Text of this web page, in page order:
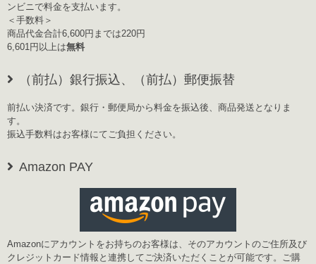
ンビニで料金を支払います。
＜手数料＞
商品代金合計6,600円までは220円
6,601円以上は無料
（前払）銀行振込、（前払）郵便振替
前払い決済です。銀行・郵便局から料金を振込後、商品発送となりま
す。
振込手数料はお客様にてご負担ください。
Amazon PAY
Amazonにアカウントをお持ちのお客様は、そのアカウントのご住所及び
クレジットカード情報と連携してご決済いただくことが可能です。ご購